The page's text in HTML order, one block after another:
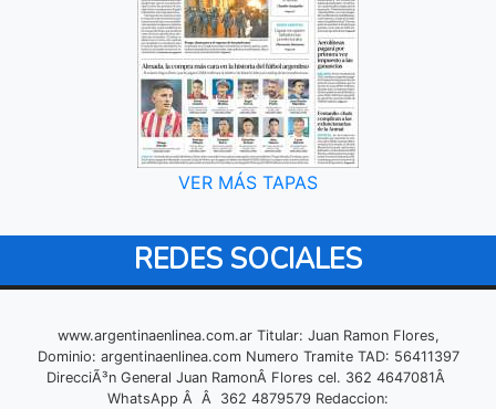
VER MÁS TAPAS
REDES SOCIALES
www.argentinaenlinea.com.ar Titular: Juan Ramon Flores,
Dominio: argentinaenlinea.com Numero Tramite TAD: 56411397
DirecciÃ³n General Juan RamonÂ Flores cel. 362 4647081Â
WhatsApp Â Â 362 4879579 Redaccion: